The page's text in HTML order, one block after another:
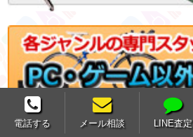
電話する メール相談 LINE査定